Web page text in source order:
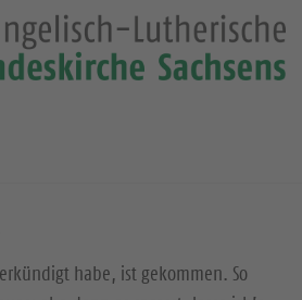
habe, ist gekommen. So